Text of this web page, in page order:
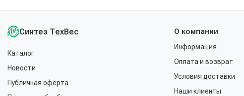
Синтез ТехВес
Каталог
Новости
Публичная оферта
О компании
Информация
Оплата и возврат
Условия доставки
Наши клиенты